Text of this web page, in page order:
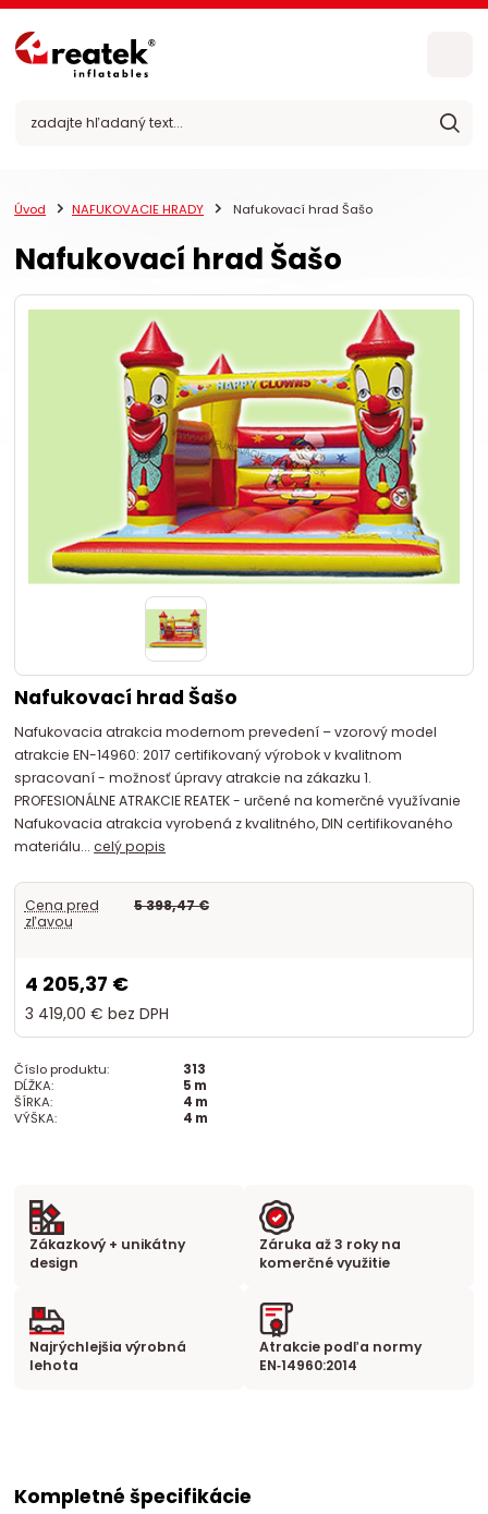
Úvod NAFUKOVACIE HRADY Nafukovací hrad Šašo
Nafukovací hrad Šašo
Nafukovací hrad Šašo
Nafukovacia atrakcia modernom prevedení – vzorový model
atrakcie EN-14960: 2017 certifikovaný výrobok v kvalitnom
spracovaní - možnosť úpravy atrakcie na zákazku 1.
PROFESIONÁLNE ATRAKCIE REATEK - určené na komerčné využívanie
Nafukovacia atrakcia vyrobená z kvalitného, DIN certifikovaného
materiálu...celý popis
Cena pred
zľavou
5 398,47 €
4 205,37 €
3 419,00 € bez DPH
Číslo produktu:
313
DĹŽKA:
5 m
ŠÍRKA:
4 m
VÝŠKA:
4 m
Zákazkový + unikátny
design
Záruka až 3 roky na
komerčné využitie
Najrýchlejšia výrobná
lehota
Atrakcie podľa normy
EN‑14960:2014
Kompletné špecifikácie